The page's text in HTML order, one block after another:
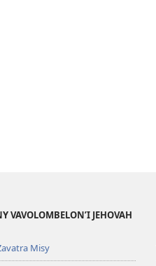
VAVOLOMBELON’I JEHOVAH
Misy